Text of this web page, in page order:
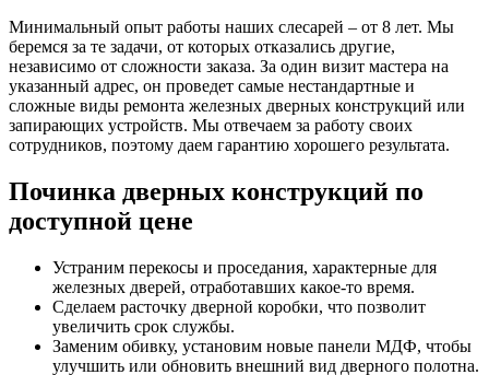
Минимальный опыт работы наших слесарей – от 8 лет. Мы
беремся за те задачи, от которых отказались другие,
независимо от сложности заказа. За один визит мастера на
указанный адрес, он проведет самые нестандартные и
сложные виды ремонта железных дверных конструкций или
запирающих устройств. Мы отвечаем за работу своих
сотрудников, поэтому даем гарантию хорошего результата.
Починка дверных конструкций по
доступной цене
Устраним перекосы и проседания, характерные для
железных дверей, отработавших какое-то время.
Сделаем расточку дверной коробки, что позволит
увеличить срок службы.
Заменим обивку, установим новые панели МДФ, чтобы
улучшить или обновить внешний вид дверного полотна.